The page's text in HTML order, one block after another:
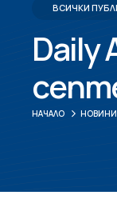
ВСИЧКИ
Daily
НАЧАЛО НОВИНИ